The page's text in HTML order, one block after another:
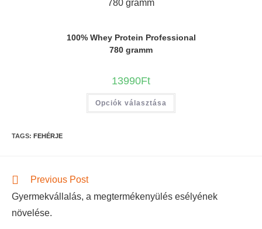
100% Whey Protein Professional
780 gramm
13990Ft
Opciók választása
TAGS: FEHÉRJE
Previous Post
Gyermekvállalás, a megtermékenyülés esélyének
növelése.